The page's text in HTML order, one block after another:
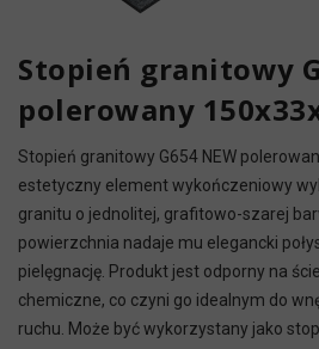
Stopień granitowy
polerowany
Stopień granitowy G654 NEW
estetyczny element wykończeniowy
granitu o jednolitej, grafitowo-szarej
powierzchnia nadaje mu elegancki
pielęgnację. Produkt jest odporny na
chemiczne, co czyni go idealnym do
ruchu. Może być wykorzystany jako